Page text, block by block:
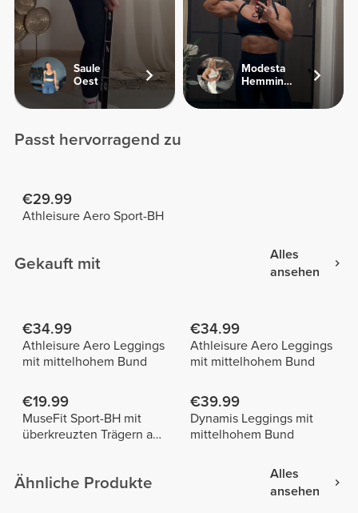
Saule
Oest
Modesta
Hemmingsen
Passt hervorragend zu
€29.99
Athleisure Aero Sport-BH
Gekauft mit
Alles
ansehen
€34.99
Athleisure Aero Leggings
mit mittelhohem Bund
€34.99
Athleisure Aero Leggings
mit mittelhohem Bund
€19.99
MuseFit Sport-BH mit
überkreuzten Trägern am
€39.99
Dynamis Leggings mit
mittelhohem Bund
Ähnliche Produkte
Alles
ansehen